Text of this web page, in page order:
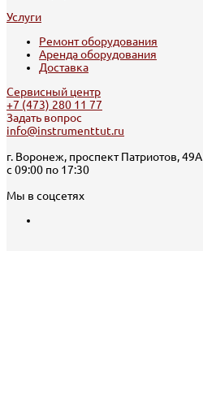
Услуги
Ремонт оборудования
Аренда оборудования
Доставка
Сервисный центр
+7 (473) 280 11 77
Задать вопрос
info@instrumenttut.ru
г. Воронеж, проспект Патриотов, 49А
с 09:00 по 17:30
Мы в соцсетях